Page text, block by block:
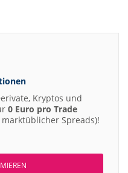
Kryptos und
0 Euro pro Trade
Spreads)!